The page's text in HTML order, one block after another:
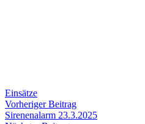
Einsätze
Beitragsnavigation
Vorheriger BeitragVorheriger
Beitrag:
Sirenenalarm 23.3.2025